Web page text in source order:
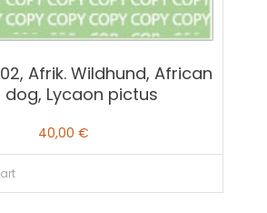
Afrik. Wildhund, African
dog, Lycaon pictus
40,00 €